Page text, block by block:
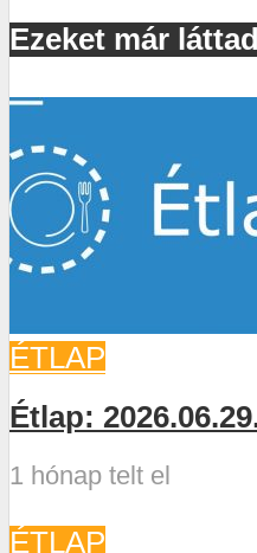
Ezeket már
ÉTLAP
Étlap:
1 hónap telt el
ÉTLAP